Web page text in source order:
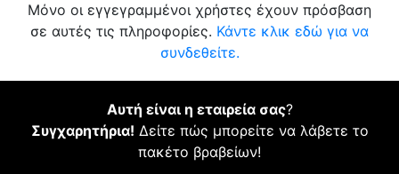
Μόνο οι εγγεγραμμένοι χρήστες έχουν πρόσβαση
σε αυτές τις πληροφορίες. Κάντε κλικ εδώ για να
συνδεθείτε.
Αυτή είναι η εταιρεία σας?
Συγχαρητήρια! Δείτε πώς μπορείτε να λάβετε το
πακέτο βραβείων!